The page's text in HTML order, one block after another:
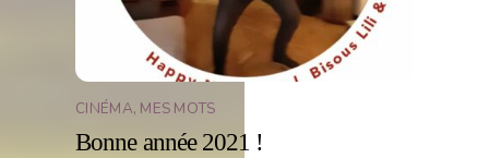
CINÉMA, MES MOTS
Bonne année 2021 !